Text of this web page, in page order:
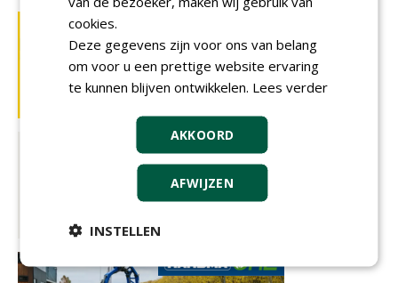
cookies.
Deze gegevens zijn voor ons van belang
om voor u een prettige website ervaring
te kunnen blijven ontwikkelen. Lees verder
AKKOORD
AFWIJZEN
INSTELLEN